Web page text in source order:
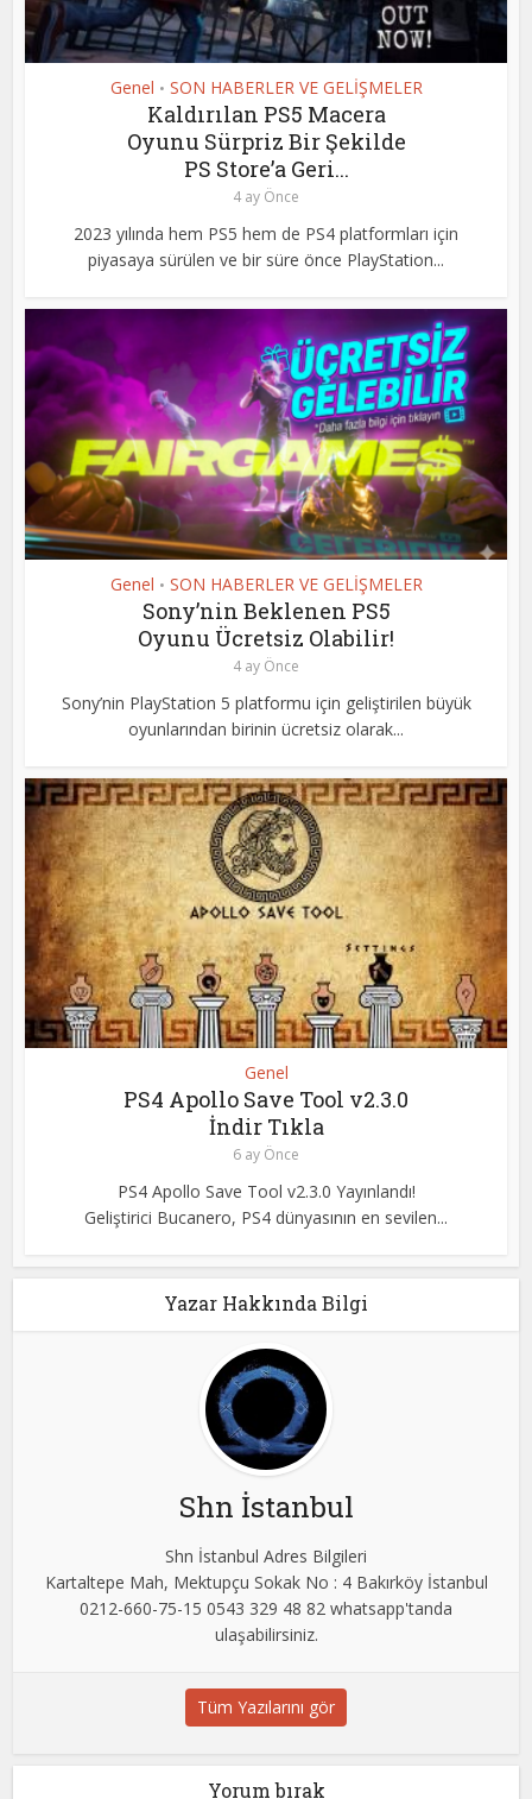
Genel • SON HABERLER VE GELİŞMELER
Kaldırılan PS5 Macera
Oyunu Sürpriz Bir Şekilde
PS Store’a Geri...
4 ay Önce
2023 yılında hem PS5 hem de PS4 platformları için
piyasaya sürülen ve bir süre önce PlayStation...
Genel • SON HABERLER VE GELİŞMELER
Sony’nin Beklenen PS5
Oyunu Ücretsiz Olabilir!
4 ay Önce
Sony’nin PlayStation 5 platformu için geliştirilen büyük
oyunlarından birinin ücretsiz olarak...
Genel
PS4 Apollo Save Tool v2.3.0
İndir Tıkla
6 ay Önce
PS4 Apollo Save Tool v2.3.0 Yayınlandı!
Geliştirici Bucanero, PS4 dünyasının en sevilen...
Yazar Hakkında Bilgi
Shn İstanbul
Shn İstanbul Adres Bilgileri
Kartaltepe Mah, Mektupçu Sokak No : 4 Bakırköy İstanbul
0212-660-75-15 0543 329 48 82 whatsapp'tanda
ulaşabilirsiniz.
Tüm Yazılarını gör
Yorum bırak